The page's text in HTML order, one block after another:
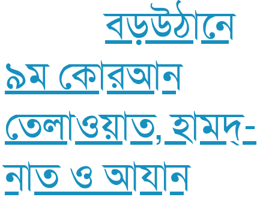
বড়উঠানে
৯ম কোরআন
তেলাওয়াত, হামদ্-
নাত ও আযান